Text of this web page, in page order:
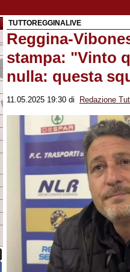
TUTTOREGGINALIVE
Reggina-
stampa: "Vinto
nulla: questa
11.05.2025 19:30 di Redazione